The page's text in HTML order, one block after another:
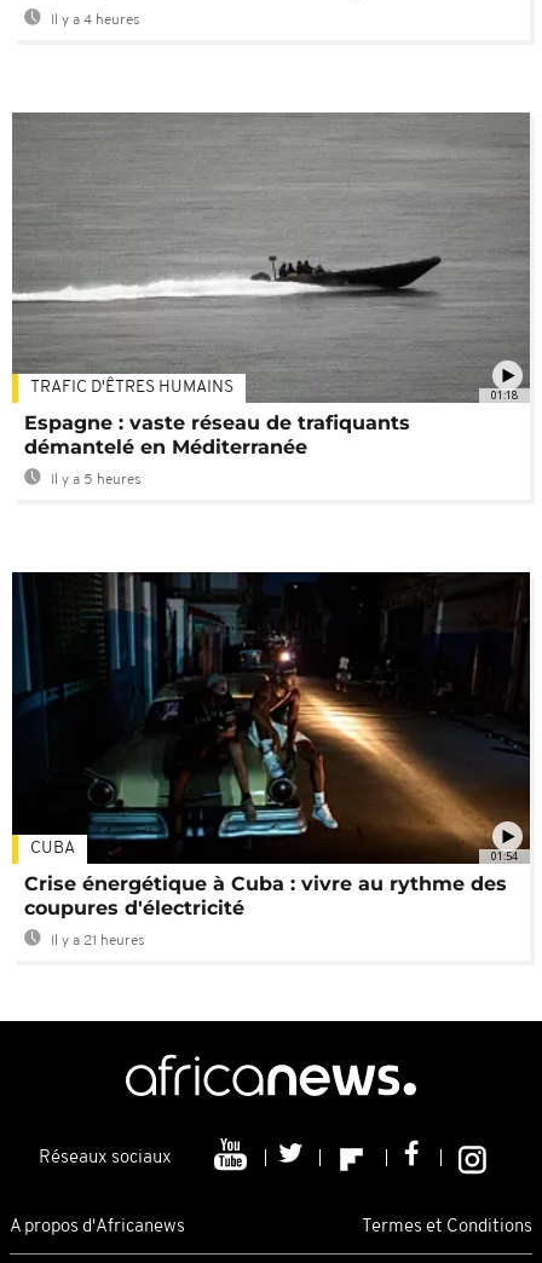
Il y a 4 heures
01:18
TRAFIC D'ÊTRES HUMAINS
Espagne : vaste réseau de trafiquants
démantelé en Méditerranée
Il y a 5 heures
01:54
CUBA
Crise énergétique à Cuba : vivre au rythme des
coupures d'électricité
Il y a 21 heures
Réseaux sociaux
A propos d'Africanews Termes et Conditions